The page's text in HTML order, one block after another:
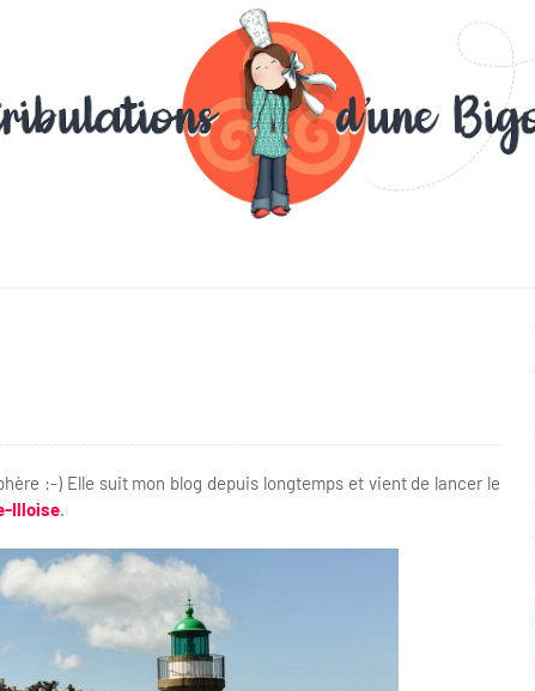
:-) Elle suit mon blog depuis longtemps et vient de lancer le
Illoise.